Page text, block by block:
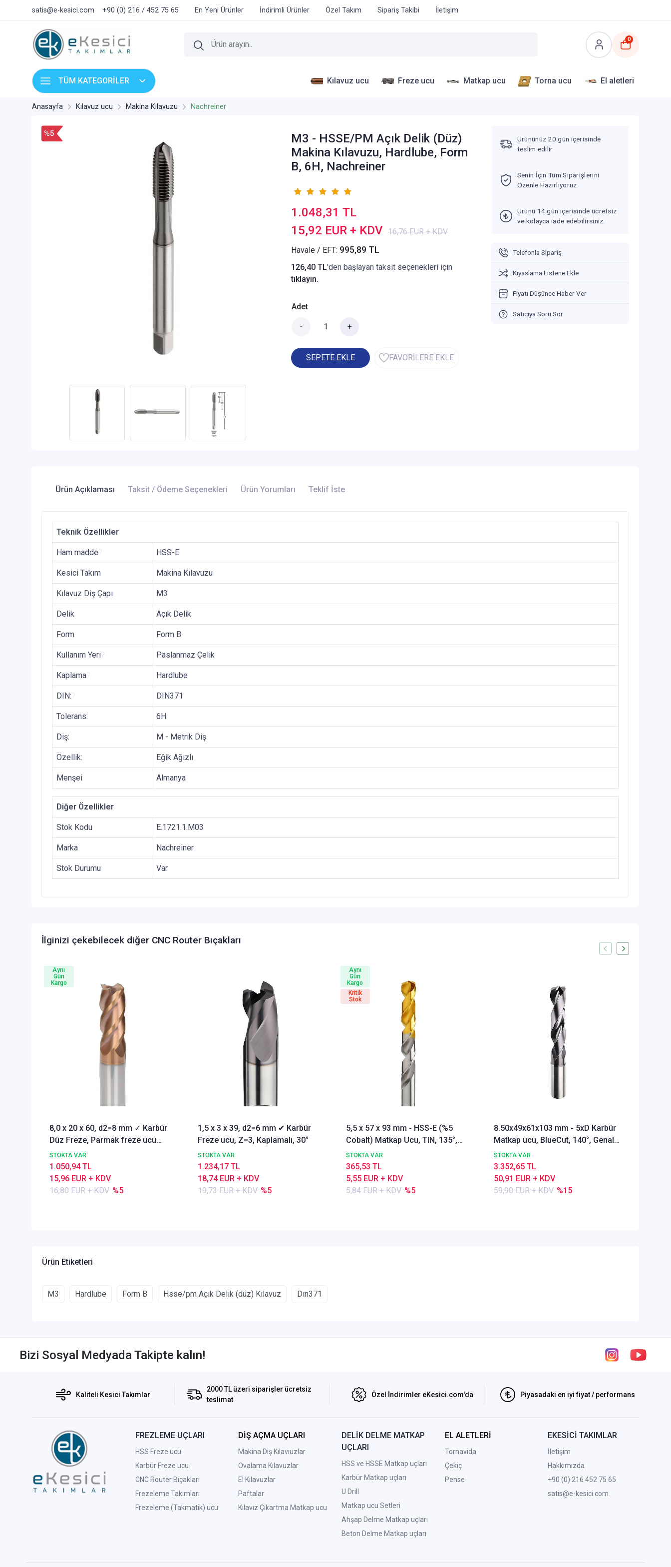
satis@e-kesici.com +90 (0) 216 / 452 75 65 En Yeni Ürünler İndirimli Ürünler Özel Takım Sipariş Takibi İletişim
0
TÜM KATEGORİLER Kılavuz ucu Freze ucu Matkap ucu Torna ucu El aletleri
Anasayfa Kılavuz ucu Makina Kılavuzu Nachreiner
%5
M3 - HSSE/PM Açık Delik (Düz)
Makina Kılavuzu, Hardlube, Form
B, 6H, Nachreiner
1.048,31 TL
15,92 EUR + KDV 16,76 EUR + KDV
Havale / EFT: 995,89 TL
126,40 TL'den başlayan taksit seçenekleri için
tıklayın.
Adet
- +
SEPETE EKLE FAVORİLERE EKLE
Ürününüz 20 gün içerisinde
teslim edilir
Senin İçin Tüm Siparişlerini
Özenle Hazırlıyoruz
Ürünü 14 gün içerisinde ücretsiz
ve kolayca iade edebilirsiniz.
Telefonla Sipariş
Kıyaslama Listene Ekle
Fiyatı Düşünce Haber Ver
Satıcıya Soru Sor
Ürün Açıklaması Taksit / Ödeme Seçenekleri Ürün Yorumları Teklif İste
Teknik Özellikler
Ham madde HSS-E
Kesici Takım Makina Kılavuzu
Kılavuz Diş Çapı M3
Delik Açık Delik
Form Form B
Kullanım Yeri Paslanmaz Çelik
Kaplama Hardlube
DIN: DIN371
Tolerans: 6H
Diş: M - Metrik Diş
Özellik: Eğik Ağızlı
Menşei Almanya
Diğer Özellikler
Stok Kodu E.1721.1.M03
Marka Nachreiner
Stok Durumu Var
İlginizi çekebilecek diğer CNC Router Bıçakları
8,0 x 20 x 60, d2=8 mm ✓ Karbür
Düz Freze, Parmak freze ucu
Z=4,TiSiN Kaplamalı
STOKTA VAR
16,80 EUR + KDV %5
15,96 EUR + KDV
1.050,94 TL
Aynı
Gün
Kargo
1,5 x 3 x 39, d2=6 mm ✔ Karbür
Freze ucu, Z=3, Kaplamalı, 30°
STOKTA VAR
19,73 EUR + KDV %5
18,74 EUR + KDV
1.234,17 TL
5,5 x 57 x 93 mm - HSS-E (%5
Cobalt) Matkap Ucu, TIN, 135°,
DIN338 Delik Delme ucu,
Nachreiner
STOKTA VAR
5,84 EUR + KDV %5
5,55 EUR + KDV
365,53 TL
Aynı
Gün
Kargo
Kritik
Stok
8.50x49x61x103 mm - 5xD Karbür
Matkap ucu, BlueCut, 140°, Genal
amaçlı
STOKTA VAR
59,90 EUR + KDV %15
50,91 EUR + KDV
3.352,65 TL
Ürün Etiketleri
M3 Hardlube Form B Hsse/pm Açık Delik (düz) Kılavuz Dın371
Bizi Sosyal Medyada Takipte kalın!
Kaliteli Kesici Takımlar
2000 TL üzeri siparişler ücretsiz
teslimat
Özel İndirimler eKesici.com'da Piyasadaki en iyi fiyat / performans
FREZLEME UÇLARI
HSS Freze ucu
Karbür Freze ucu
CNC Router Bıçakları
Frezeleme Takımları
Frezeleme (Takmatik) ucu
DİŞ AÇMA UÇLARI
Makina Diş Kılavıuzlar
Ovalama Kılavuzlar
El Kılavuzlar
Paftalar
Kılavız Çıkartma Matkap ucu
DELİK DELME MATKAP
UÇLARI
HSS ve HSSE Matkap uçları
Karbür Matkap uçları
U Drill
Matkap ucu Setleri
Ahşap Delme Matkap uçları
Beton Delme Matkap uçları
EL ALETLERİ
Tornavida
Çekiç
Pense
EKESİCİ TAKIMLAR
İletişim
Hakkımızda
+90 (0) 216 452 75 65
satis@e-kesici.com